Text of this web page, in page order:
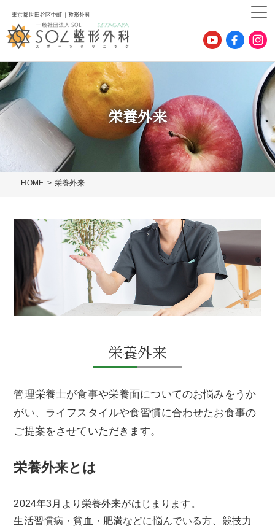
｜東京都世田谷区中町｜整形外科｜
栄養外来
HOME 栄養外来
栄養外来
管理栄養士が食事や栄養面についてのお悩みをうか
がい、 ライフスタイルや食習慣に合わせたお食事の
ご提案をさせていただきます。
栄養外来とは
2024年3月より栄養外来がはじまります。
生活習慣病・貧血・肥満などに悩んでいる方、競技力